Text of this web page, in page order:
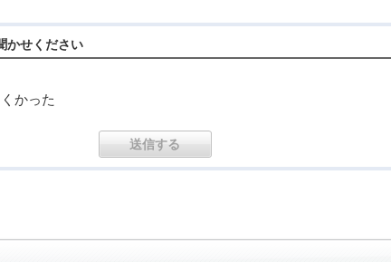
かせください
かった